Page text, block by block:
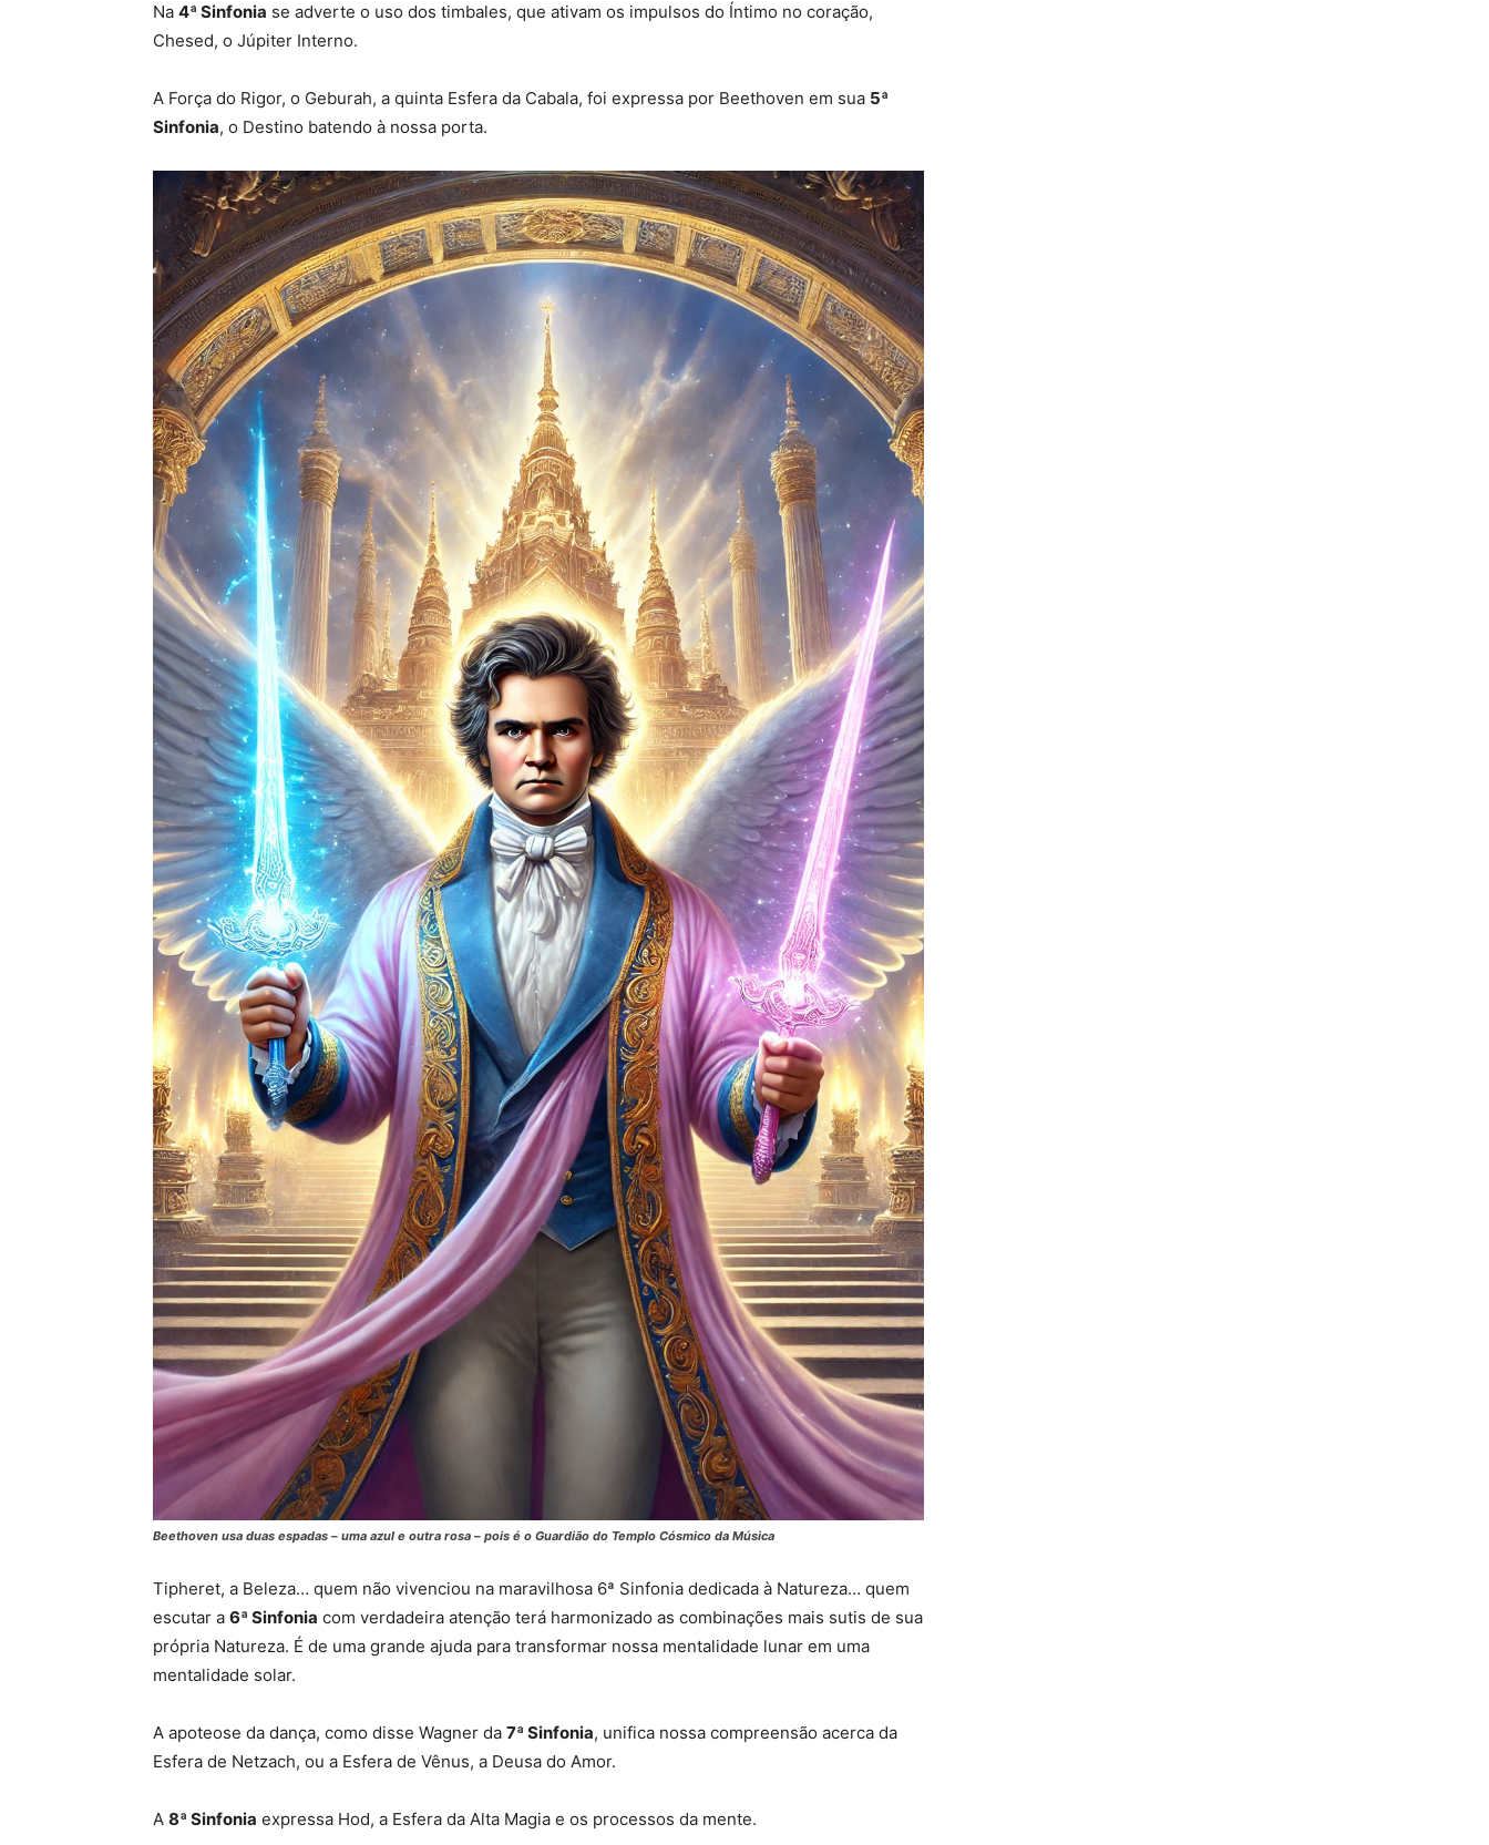
Na 4ª Sinfonia se adverte o uso dos timbales, que ativam os impulsos do Íntimo no coração,
Chesed, o Júpiter Interno.
A Força do Rigor, o Geburah, a quinta Esfera da Cabala, foi expressa por Beethoven em sua 5ª
Sinfonia, o Destino batendo à nossa porta.
Beethoven usa duas espadas – uma azul e outra rosa – pois é o Guardião do Templo Cósmico da Música
Tipheret, a Beleza… quem não vivenciou na maravilhosa 6ª Sinfonia dedicada à Natureza… quem
escutar a 6ª Sinfonia com verdadeira atenção terá harmonizado as combinações mais sutis de sua
própria Natureza. É de uma grande ajuda para transformar nossa mentalidade lunar em uma
mentalidade solar.
A apoteose da dança, como disse Wagner da 7ª Sinfonia, unifica nossa compreensão acerca da
Esfera de Netzach, ou a Esfera de Vênus, a Deusa do Amor.
A 8ª Sinfonia expressa Hod, a Esfera da Alta Magia e os processos da mente.